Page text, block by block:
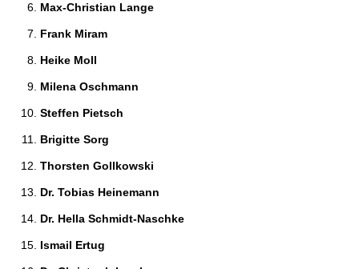
Max-Christian Lange
Frank Miram
Heike Moll
Milena Oschmann
Steffen Pietsch
Brigitte Sorg
Thorsten Gollkowski
Dr. Tobias Heinemann
Dr. Hella Schmidt-Naschke
Ismail Ertug